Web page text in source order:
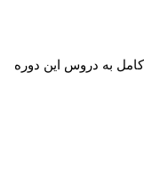
به دروس این دوره